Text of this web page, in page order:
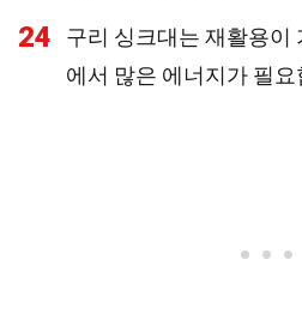
24
구리 싱크대는 재활용이
에서 많은 에너지가 필요